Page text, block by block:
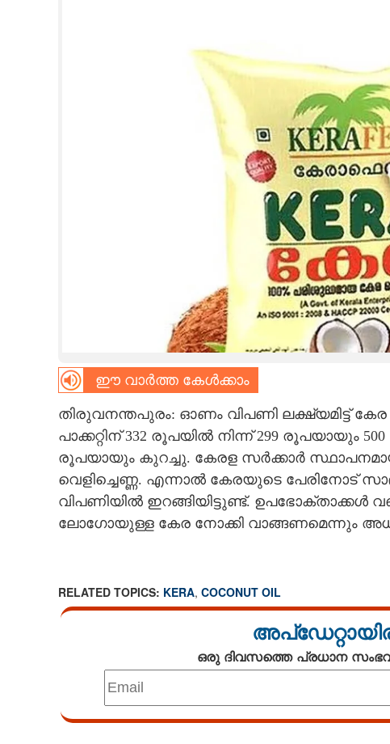
CARTOONS
LITERATURE
ഈ വാർത്ത കേൾക്കാം
തിരുവനന്തപുരം: ഓണം വിപണി ലക്ഷ്യമിട്ട് കേര
പാക്കറ്റിന് 332 രൂപയിൽ നിന്ന് 299 രൂപയായും
രൂപയായും കുറച്ചു. കേരള സർക്കാർ
വെളിച്ചെണ്ണ. എന്നാൽ കേരയുടെ
വിപണിയിൽ ഇറങ്ങിയിട്ടുണ്ട്. ഉപഭോക്താക്കൾ
ലോഗോയുള്ള കേര നോക്കി വാങ്ങണമെന്നും
RELATED TOPICS: KERA, COCONUT OIL
ഒരു ദിവസത്തെ പ്രധാന